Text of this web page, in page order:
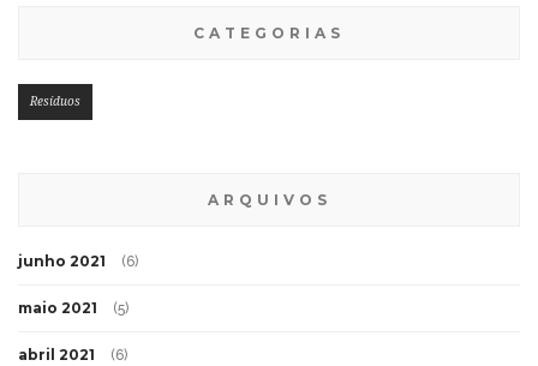
CATEGORIAS
Resíduos
ARQUIVOS
junho 2021 (6)
maio 2021 (5)
abril 2021 (6)